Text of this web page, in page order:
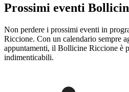
Prossimi eventi
Non perdere i prossimi eventi in
Riccione. Con un calendario sempre
appuntamenti, il Bollicine Riccione è
indimenticabili.